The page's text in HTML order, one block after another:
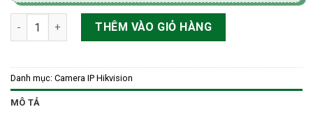
Camera IP SpeedDome 4MP HIKvision DS-2DE3A400BW-DE
THÊM VÀO GIỎ HÀNG
Danh mục: Camera IP Hikvision
MÔ TẢ